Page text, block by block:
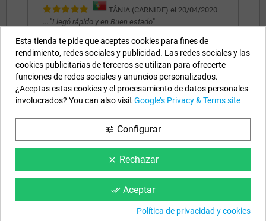
TÂNIA (CARNIDE) el 20/04/2020
... "Llegó rápido y en Buen estado"
Nuestros Datos
EYAROC COMPANY SL (ESB06590913)
924.951.204
info@piscinasdesmontables.com
Esta tienda te pide que aceptes cookies para fines de
rendimiento, redes sociales y publicidad. Las redes sociales y las
cookies publicitarias de terceros se utilizan para ofrecerte
funciones de redes sociales y anuncios personalizados.
¿Aceptas estas cookies y el procesamiento de datos personales
involucrados? You can also visit Google’s Privacy & Terms site
tune Configurar
clear Rechazar
done_all Aceptar
Política de privacidad y cookies